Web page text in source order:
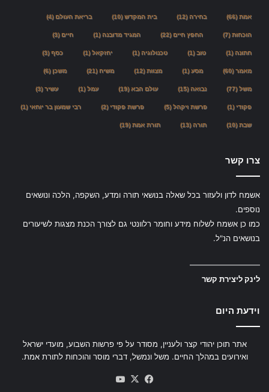
אמת(66) בחירה(12) בית המקדש(10) בריאת העולם (4)
הוכחות(7) החפץ חיים (22) המגיד מדובנה(1) חיים (3)
חתונה(1) טוב(1) טכנולוגיה(1) יחזקאל(1) כסף(3)
מאמר(60) מסע(1) מצוות(12) משיח (21) משכן (6)
משל(77) נבואה(15) עולם הבא(19) עמל(1) עשיר(3)
פקודי (1) פרשת ויקהל(5) פרשת פקודי (2) רבי שמעון בר יוחאי (1)
שבת(10) תורה(13) תורת אמת(19)
צרו קשר
אשמח לדון ולעזור בכל שאלה בנושאי תורה ומדע, השקפה, הלכה ונושאים
נוספים.
כמו כן אשמח לשלוח מידע וחומר רלוונטי גם לצורך הכנת מצגות לשיעורים
בנושאים הנ"ל.
—————————
לינק ליצירת קשר
וידעת היום
אתר תוכן יהודי קצר ולעניין, מסודר על פי פרשות השבוע, מועדי ישראל
ואירועים במהלך החיים. משל ונמשל, דברי מוסר והוכחות לתורת אמת.
Facebook
X